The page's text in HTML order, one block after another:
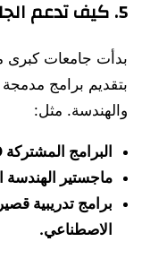
5. كيف تدعم الجامعات هذا التوجه؟
بتقديم برامج
والهندسة. مثل:
البرامج المشتركة MD/PhD في الطب الحيوي.
ماجستير الهندسة
برامج تدريبية
الاصطناعي.